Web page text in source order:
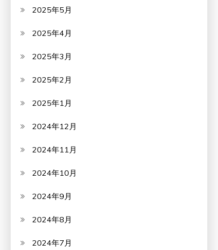
2025年5月
2025年4月
2025年3月
2025年2月
2025年1月
2024年12月
2024年11月
2024年10月
2024年9月
2024年8月
2024年7月